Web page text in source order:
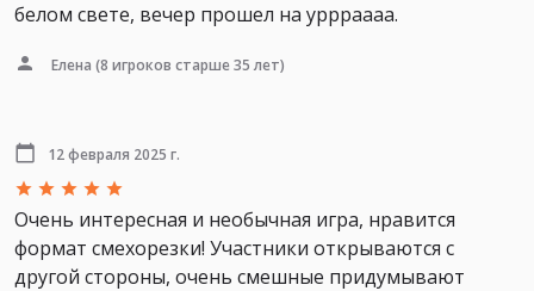
белом свете, вечер прошел на уррраааа.
Елена (8 игроков старше 35 лет)
12 февраля 2025 г.
Очень интересная и необычная игра, нравится
формат смехорезки! Участники открываются с
другой стороны, очень смешные придумывают